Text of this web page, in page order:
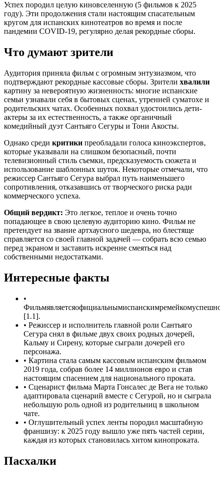
Успех породил целую киновселенную (5 фильмов к 2025
году). Эти продолжения стали настоящим спасательным
кругом для испанских кинотеатров во время и после
пандемии COVID-19, регулярно делая рекордные сборы.
Что думают зрители
Аудитория приняла фильм с огромным энтузиазмом, что
подтверждают рекордные кассовые сборы. Зрители хвалили
картину за невероятную жизненность: многие испанские
семьи узнавали себя в бытовых сценах, утренней суматохе и
родительских чатах. Особенных похвал удостоились дети-
актеры за их естественность, а также органичный
комедийный дуэт Сантьяго Сегуры и Тони Акосты.
Однако среди критики преобладали голоса киноэкспертов,
которые указывали на слишком безопасный, почти
телевизионный стиль съемки, предсказуемость сюжета и
использование шаблонных шуток. Некоторые отмечали, что
режиссер Сантьяго Сегура выбрал путь наименьшего
сопротивления, отказавшись от творческого риска ради
коммерческого успеха.
Общий вердикт: Это легкое, теплое и очень точно
попадающее в свою целевую аудиторию кино. Фильм не
претендует на звание артхаусного шедевра, но блестяще
справляется со своей главной задачей — собрать всю семью
перед экраном и заставить искренне смеяться над
собственными недостатками.
Интересные факты
•
[1.1].
• Режиссер и исполнитель главной роли Сантьяго
Сегура снял в фильме двух своих родных дочерей,
Кальму и Сирену, которые сыграли дочерей его
персонажа.
• Картина стала самым кассовым испанским фильмом
2019 года, собрав более 14 миллионов евро и став
настоящим спасением для национального проката.
• Сценарист фильма Марта Гонсалес де Вега не только
адаптировала сценарий вместе с Сегурой, но и сыграла
небольшую роль одной из родительниц в школьном
чате.
• Оглушительный успех ленты породил масштабную
франшизу: к 2025 году вышло уже пять частей серии,
каждая из которых становилась хитом кинопроката.
Пасхалки